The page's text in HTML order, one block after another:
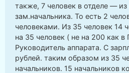
также, 7 человек в отделе — из
зам.начальника. То есть 2
человеками. Из 35 человек 14
на 35 человек ( не на 200 как в
Руководитель аппарата. С
рублей. таким образом из 35
начальников. 15 начальников